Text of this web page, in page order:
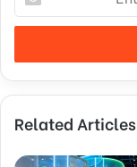
t
r
y
u
E
Related Articles